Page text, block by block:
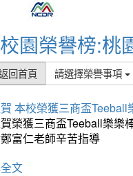
校園榮譽榜:桃
回首頁 請選擇榮譽事項
本校榮獲三商盃Teeball
榮獲三商盃Teeball樂樂
富仁老師辛苦指導
文